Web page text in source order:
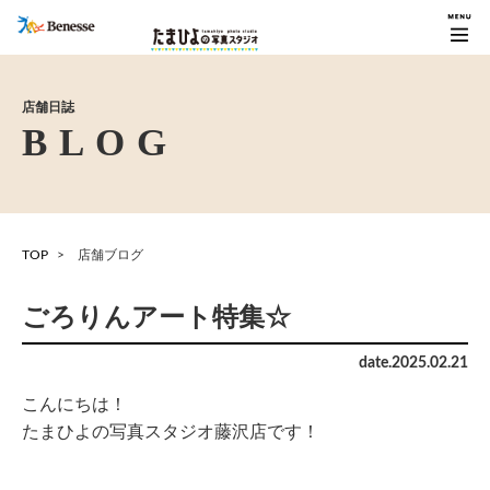
店舗日誌
TOP 店舗ブログ
ごろりんアート特集☆
date.2025.02.21
こんにちは！
たまひよの写真スタジオ藤沢店です！